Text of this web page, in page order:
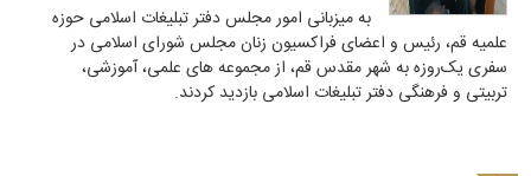
به میزبانی امور مجلس دفتر تبلیغات اسلامی حوزه
علمیه قم، رئیس و اعضای فراکسیون زنان مجلس شورای اسلامی در
سفری یک‌روزه به شهر مقدس قم، از مجموعه های علمی، آموزشی،
تربیتی و فرهنگی دفتر تبلیغات اسلامی بازدید کردند.